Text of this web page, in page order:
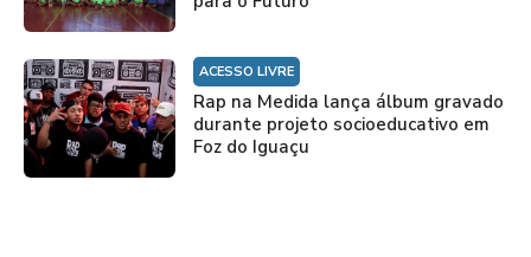
ACESSO LIVRE
Rap na Medida lança álbum gravado
durante projeto socioeducativo em
Foz do Iguaçu